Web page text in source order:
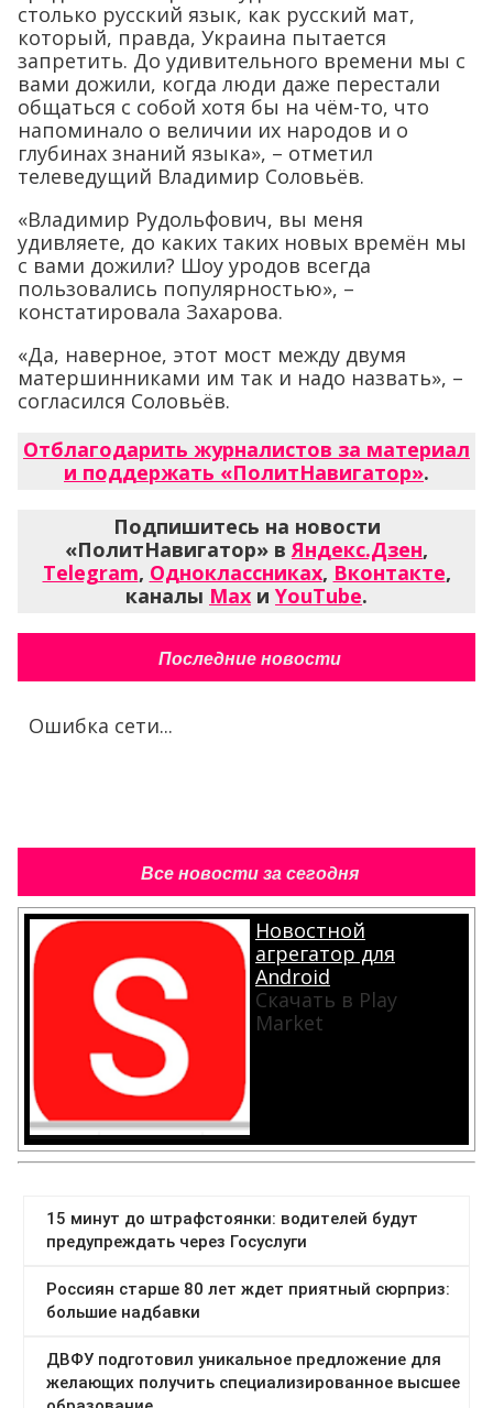
столько русский язык, как русский мат,
который, правда, Украина пытается
запретить. До удивительного времени мы с
вами дожили, когда люди даже перестали
общаться с собой хотя бы на чём-то, что
напоминало о величии их народов и о
глубинах знаний языка», – отметил
телеведущий Владимир Соловьёв.
«Владимир Рудольфович, вы меня
удивляете, до каких таких новых времён мы
с вами дожили? Шоу уродов всегда
пользовались популярностью», –
констатировала Захарова.
«Да, наверное, этот мост между двумя
матершинниками им так и надо назвать», –
согласился Соловьёв.
Отблагодарить журналистов за материал
и поддержать «ПолитНавигатор».
Подпишитесь на новости
«ПолитНавигатор» вЯндекс.Дзен,
Telegram, Одноклассниках, Вконтакте,
каналы Max и YouTube.
Последние новости
Ошибка сети...
Все новости за сегодня
Новостной
агрегатор для
Android
Скачать в Play
Market